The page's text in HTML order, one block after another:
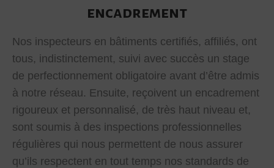
encadrement
Nos inspecteurs en bâtiments certifiés, affiliés, ont
tous, indistinctement, suivi avec succès un stage
de perfectionnement obligatoire avant d’être admis
à notre réseau. Ensuite, reçoivent un encadrement
rigoureux et personnalisé, de très haut niveau et,
sont soumis à des inspections professionnelles
régulières qui nous permettent de nous assurer
qu’ils respectent en tout temps nos standards de